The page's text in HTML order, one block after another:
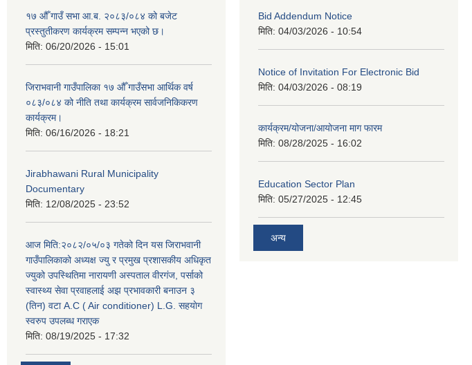
१७ औँ गाउँ सभा आ.ब. २०८३/०८४ को बजेट
प्रस्तुतीकरण कार्यक्रम सम्पन्न भएको छ।
मिति: 06/20/2026 - 15:01
जिराभवानी गाउँपालिका १७ औँ गाउँसभा आर्थिक वर्ष
०८३/०८४ को नीति तथा कार्यक्रम सार्वजनिकिकरण
कार्यक्रम।
मिति: 06/16/2026 - 18:21
Jirabhawani Rural Municipality
Documentary
मिति: 12/08/2025 - 23:52
आज मिति:२०८२/०५/०३ गतेको दिन यस जिराभवानी
गाउँपालिकाको अध्यक्ष ज्यु र प्रमुख प्रशासकीय अधिकृत
ज्युको उपस्थितिमा नारायणी अस्पताल वीरगंज, पर्साको
स्वास्थ्य सेवा प्रवाहलाई अझ प्रभावकारी बनाउन ३
(तिन) वटा A.C ( Air conditioner) L.G. सहयाेग
स्वरुप उपलब्ध गराएक
मिति: 08/19/2025 - 17:32
Bid Addendum Notice
मिति: 04/03/2026 - 10:54
Notice of Invitation For Electronic Bid
मिति: 04/03/2026 - 08:19
कार्यक्रम/योजना/आयोजना माग फारम
मिति: 08/28/2025 - 16:02
Education Sector Plan
मिति: 05/27/2025 - 12:45
अन्य